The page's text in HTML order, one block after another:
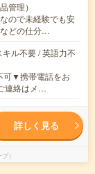
管理）
ので未経験でも安
どの仕分…
ル不要 / 英語力不
▼携帯電話をお
連絡はメ…
詳しく見る
）